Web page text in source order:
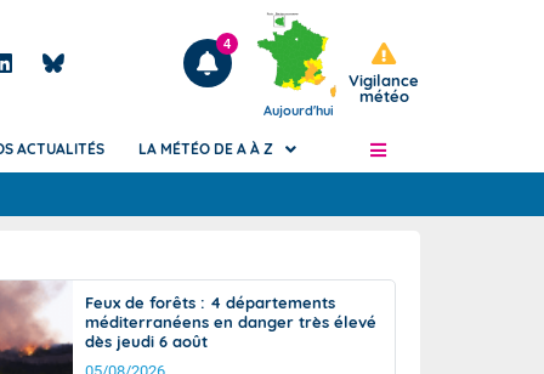
Articles
4
Aujourd'hui
Vigilance
météo
Phénomènes dangereux de J+2 à J+7
Avertissement pluies intenses à l'échelle
des communes (Apic)
ACTUALITÉS LA MÉTÉO DE A À Z
Feux de forêts : 4 départements
méditerranéens en danger très élevé
dès jeudi 6 août